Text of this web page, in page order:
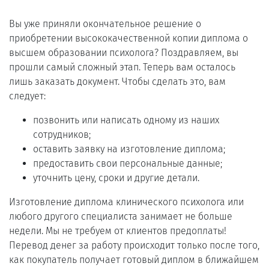
Вы уже приняли окончательное решение о
приобретении высококачественной копии диплома о
высшем образовании психолога? Поздравляем, вы
прошли самый сложный этап. Теперь вам осталось
лишь заказать документ. Чтобы сделать это, вам
следует:
позвонить или написать одному из наших
сотрудников;
оставить заявку на изготовление диплома;
предоставить свои персональные данные;
уточнить цену, сроки и другие детали.
Изготовление диплома клинического психолога или
любого другого специалиста занимает не больше
недели. Мы не требуем от клиентов предоплаты!
Перевод денег за работу происходит только после того,
как покупатель получает готовый диплом в ближайшем